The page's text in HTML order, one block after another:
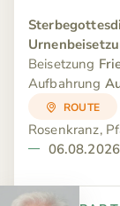
Beisetzung
Aufbahrung
ROUTE
Rosenkranz,